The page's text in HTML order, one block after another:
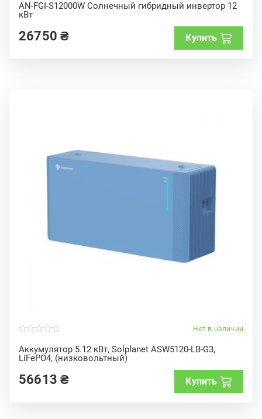
AN-FGI-S12000W Солнечный гибридный инвертор 12
кВт
o
u
t
f
5
26750₴ Купить
Нет в наличии
Аккумулятор 5.12 кВт, Solplanet ASW5120-LB-G3,
LiFePO4, (низковольтный)
o
u
t
f
5
56613₴ Купить